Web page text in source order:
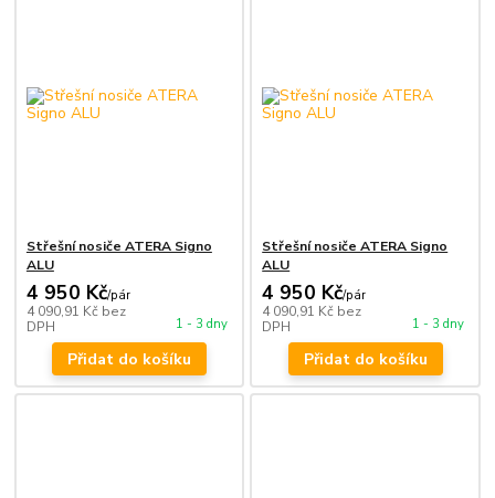
Střešní nosiče ATERA Signo
ALU
4 950 Kč/pár
4 090,91 Kč bez
DPH
1 - 3 dny
Přidat do košíku
Střešní nosiče ATERA Signo
ALU
4 950 Kč/pár
4 090,91 Kč bez
DPH
1 - 3 dny
Přidat do košíku